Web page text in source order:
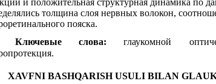
и положительная структурная динамика по
толщина слоя нервных волокон,
пояска.
Ключевые
слова: глаукомной
XAVFNI BASHQARISH USULI BILAN